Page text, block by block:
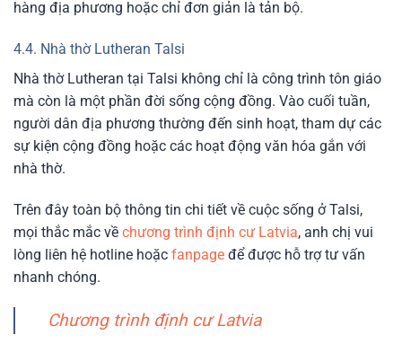
hàng địa phương hoặc chỉ đơn giản là tản bộ.
4.4. Nhà thờ Lutheran Talsi
Nhà thờ Lutheran tại Talsi không chỉ là công trình tôn giáo
mà còn là một phần đời sống cộng đồng. Vào cuối tuần,
người dân địa phương thường đến sinh hoạt, tham dự các
sự kiện cộng đồng hoặc các hoạt động văn hóa gắn với
nhà thờ.
Trên đây toàn bộ thông tin chi tiết về cuộc sống ở Talsi,
mọi thắc mắc về chương trình định cư Latvia, anh chị vui
lòng liên hệ hotline hoặc fanpage để được hỗ trợ tư vấn
nhanh chóng.
Chương trình định cư Latvia